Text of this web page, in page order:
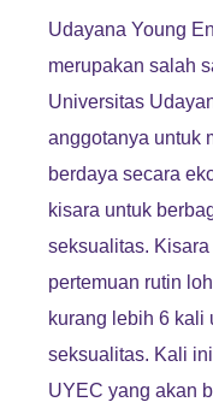
Udayana Young
merupakan salah
Universitas
anggotanya untuk
berdaya secara
kisara untuk
seksualitas.
pertemuan rutin
kurang lebih 6 kali
seksualitas. Kali
UYEC yang akan